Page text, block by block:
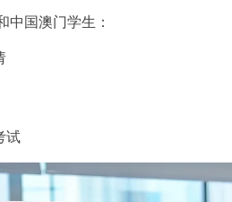
中国澳门学生：
试